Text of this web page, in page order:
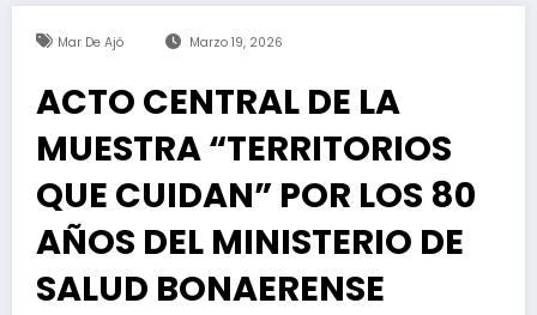
Mar De Ajó Marzo 19, 2026
ACTO CENTRAL DE LA
MUESTRA “TERRITORIOS
QUE CUIDAN” POR LOS 80
AÑOS DEL MINISTERIO DE
SALUD BONAERENSE